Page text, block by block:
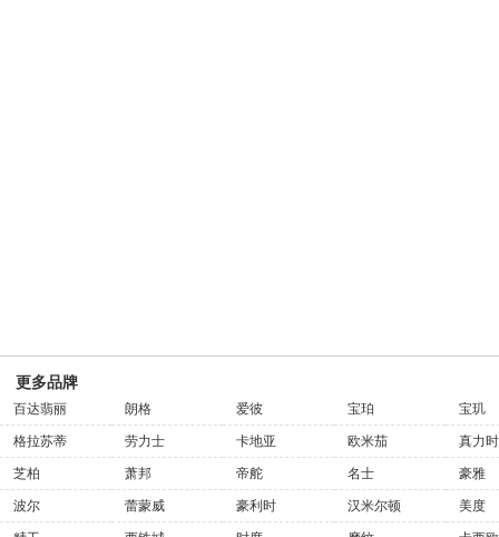
更多品牌
百达翡丽 朗格 爱彼 宝珀 宝玑
格拉苏蒂 劳力士 卡地亚 欧米茄 真力时
芝柏 萧邦 帝舵 名士 豪雅
波尔 蕾蒙威 豪利时 汉米尔顿 美度